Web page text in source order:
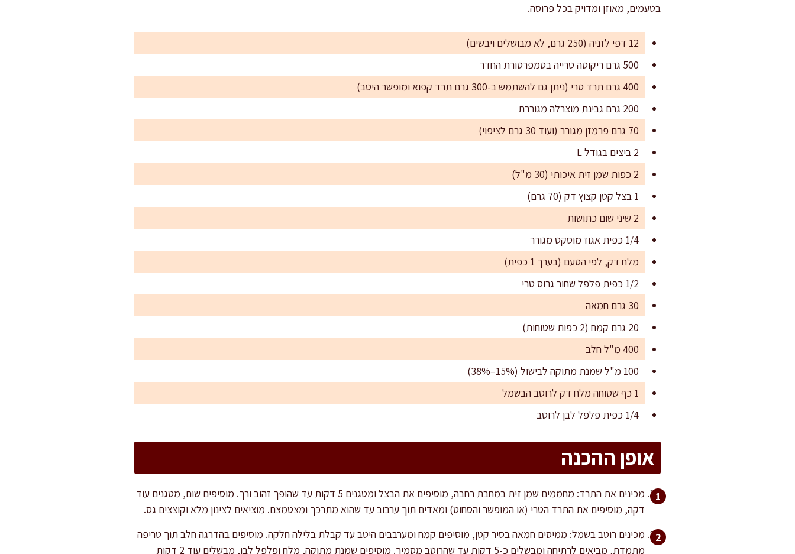
בטעמים, מאוזן ומדויק בכל פרוסה.
12 דפי לזניה (250 גרם, לא מבושלים ויבשים)
500 גרם ריקוטה טרייה בטמפרטורת החדר
400 גרם תרד טרי (ניתן גם להשתמש ב-300 גרם תרד קפוא ומופשר היטב)
200 גרם גבינת מוצרלה מגוררת
70 גרם פרמזן מגורר (ועוד 30 גרם לציפוי)
2 ביצים בגודל L
2 כפות שמן זית איכותי (30 מ"ל)
1 בצל קטן קצוץ דק (70 גרם)
2 שיני שום כתושות
1/4 כפית אגוז מוסקט מגורר
מלח דק, לפי הטעם (בערך 1 כפית)
1/2 כפית פלפל שחור גרוס טרי
30 גרם חמאה
20 גרם קמח (2 כפות שטוחות)
400 מ"ל חלב
100 מ"ל שמנת מתוקה לבישול (15%–38%)
1 כף שטוחה מלח דק לרוטב הבשמל
1/4 כפית פלפל לבן לרוטב
אופן ההכנה
מכינים את התרד: מחממים שמן זית במחבת רחבה, מוסיפים את הבצל ומטגנים 5 דקות עד שהופך זהוב ורך. מוסיפים שום, מטגנים עוד
דקה, מוסיפים את התרד הטרי (או המופשר והסחוט) ומאדים תוך ערבוב עד שהוא מתרכך ומצטמצם. מוציאים לצינון מלא וקוצצים גס.
מכינים רוטב בשמל: ממיסים חמאה בסיר קטן, מוסיפים קמח ומערבבים היטב עד קבלת בלילה חלקה. מוסיפים בהדרגה חלב תוך טריפה
מתמדת, מביאים לרתיחה ומבשלים כ-5 דקות עד שהרוטב מסמיך. מוסיפים שמנת מתוקה, מלח ופלפל לבן, מבשלים עוד 2 דקות